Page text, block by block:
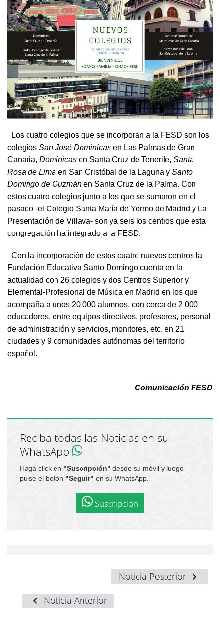
Los cuatro colegios que se incorporan a la FESD son los
colegios San José Dominicas en Las Palmas de Gran
Canaria, Dominicas en Santa Cruz de Tenerife, Santa
Rosa de Lima en San Cristóbal de la Laguna y Santo
Domingo de Guzmán en Santa Cruz de la Palma. Con
estos cuatro colegios junto a los que se sumaron en el
pasado -el Colegio Santa María de Yermo de Madrid y La
Presentación de Villava- son ya seis los centros que esta
congregación ha integrado a la FESD.
Con la incorporación de estos cuatro nuevos centros la
Fundación Educativa Santo Domingo cuenta en la
actualidad con 26 colegios y dos Centros Superior y
Elemental-Profesional de Música en Madrid en los que
acompaña a unos 20 000 alumnos, con cerca de 2 000
educadores, entre equipos directivos, profesores, personal
de administración y servicios, monitores, etc. en 21
ciudades y 9 comunidades autónomas del territorio
español.
Comunicación FESD
Reciba todas las Noticias en su
WhatsApp
Haga click en "Suscripción" desde su móvil y luego
pulse el botón "Seguir" en su WhatsApp.
Suscripción
Noticia Posterior
Noticia Anterior